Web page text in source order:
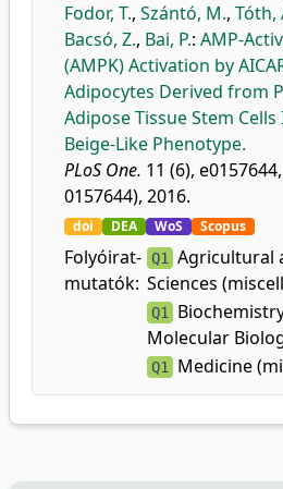
Fodor, T., Szántó, M., Tóth,
Bacsó, Z., Bai, P.: AMP-
(AMPK) Activation by
Adipocytes Derived from
Adipose Tissue Stem
Beige-Like Phenotype.
PLoS One. 11 (6),
0157644), 2016.
doi DEA WoS Scopus
Folyóirat-
mutatók:
Q1 Agricultural
Sciences
Q1
Molecular
Q1 Medicine